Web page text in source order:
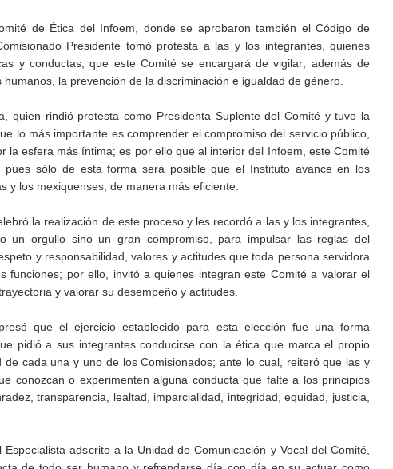
de Ética del Infoem, donde se aprobaron también el Código de
Presidente tomó protesta a las y los integrantes, quienes
y conductas, que este Comité se encargará de vigilar; además de
la prevención de la discriminación e igualdad de género.
quien rindió protesta como Presidenta Suplente del Comité y tuvo la
lo más importante es comprender el compromiso del servicio público,
esfera más íntima; es por ello que al interior del Infoem, este Comité
sólo de esta forma será posible que el Instituto avance en los
y los mexiquenses, de manera más eficiente.
la realización de este proceso y les recordó a las y los integrantes,
orgullo sino un gran compromiso, para impulsar las reglas del
y responsabilidad, valores y actitudes que toda persona servidora
funciones; por ello, invitó a quienes integran este Comité a valorar el
y valorar su desempeño y actitudes.
que el ejercicio establecido para esta elección fue una forma
pidió a sus integrantes conducirse con la ética que marca el propio
cada una y uno de los Comisionados; ante lo cual, reiteró que las y
conozcan o experimenten alguna conducta que falte a los principios
transparencia, lealtad, imparcialidad, integridad, equidad, justicia,
adscrito a la Unidad de Comunicación y Vocal del Comité,